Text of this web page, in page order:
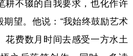
望。他说：“我始终鼓励艺术
花费数月时间去感受一方水土